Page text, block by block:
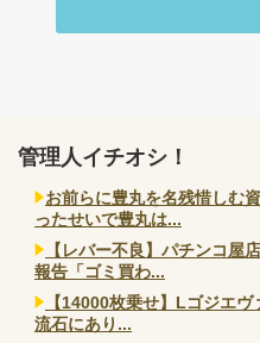
管理人イチオシ！
お前らに豊丸を名残惜しむ
ったせいで豊丸は...
【レバー不良】パチンコ屋
報告「ゴミ買わ...
【14000枚乗せ】Lゴジエ
流石にあり...